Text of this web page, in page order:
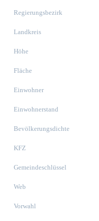
Regierungsbezirk
Landkreis
Höhe
Fläche
Einwohner
Einwohnerstand
Bevölkerungsdichte
KFZ
Gemeindeschlüssel
Web
Vorwahl